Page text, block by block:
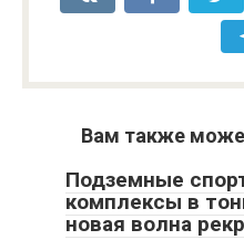
Вам также
Подземные
комплексы в
новая волна